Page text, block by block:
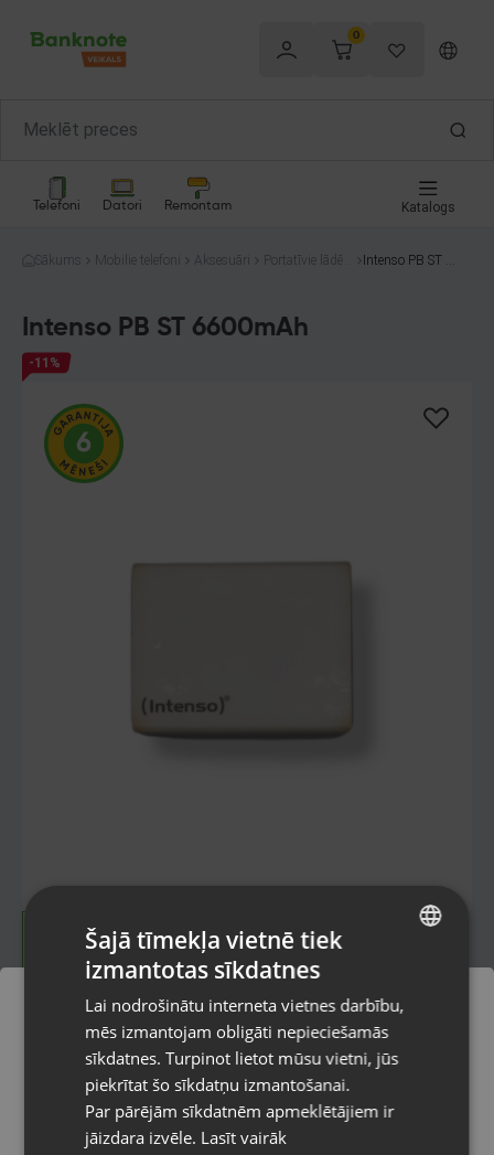
0
Telefoni Datori Remontam Katalogs
Sākums Mobilie telefoni Aksesuāri
Portatīvie lādētā
Intenso PB ST 66
Intenso PB ST 6600mAh
-11%
Kategorija: Ārējā uzlādes ierīce
Jauda: 6600 mAh
8.00€
Pasūtījumi tiks piegādāti uz
izvēlēto valsti
Vietnes saturs būs attēlots izvēlētajā
RUSSIAN
Šajā tīmekļa vietnē tiek
izmantotas sīkdatnes
Lai nodrošinātu interneta vietnes darbību,
mēs izmantojam obligāti nepieciešamās
sīkdatnes. Turpinot lietot mūsu vietni, jūs
piekrītat šo sīkdatņu izmantošanai.
Par pārējām sīkdatnēm apmeklētājiem ir
jāizdara izvēle. Lasīt vairāk